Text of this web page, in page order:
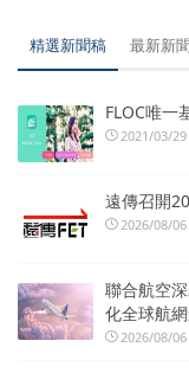
精選新聞稿 最新新
FLOC唯一
2021/03/29
遠傳召開
2026/08/06
聯合航空
化全球航
2026/08/06